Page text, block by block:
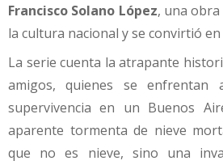
Francisco Solano López, una
la cultura nacional y se convirtió
La serie cuenta la atrapante
amigos, quienes se
supervivencia en un Buenos
aparente tormenta de nieve
que no es nieve, sino una